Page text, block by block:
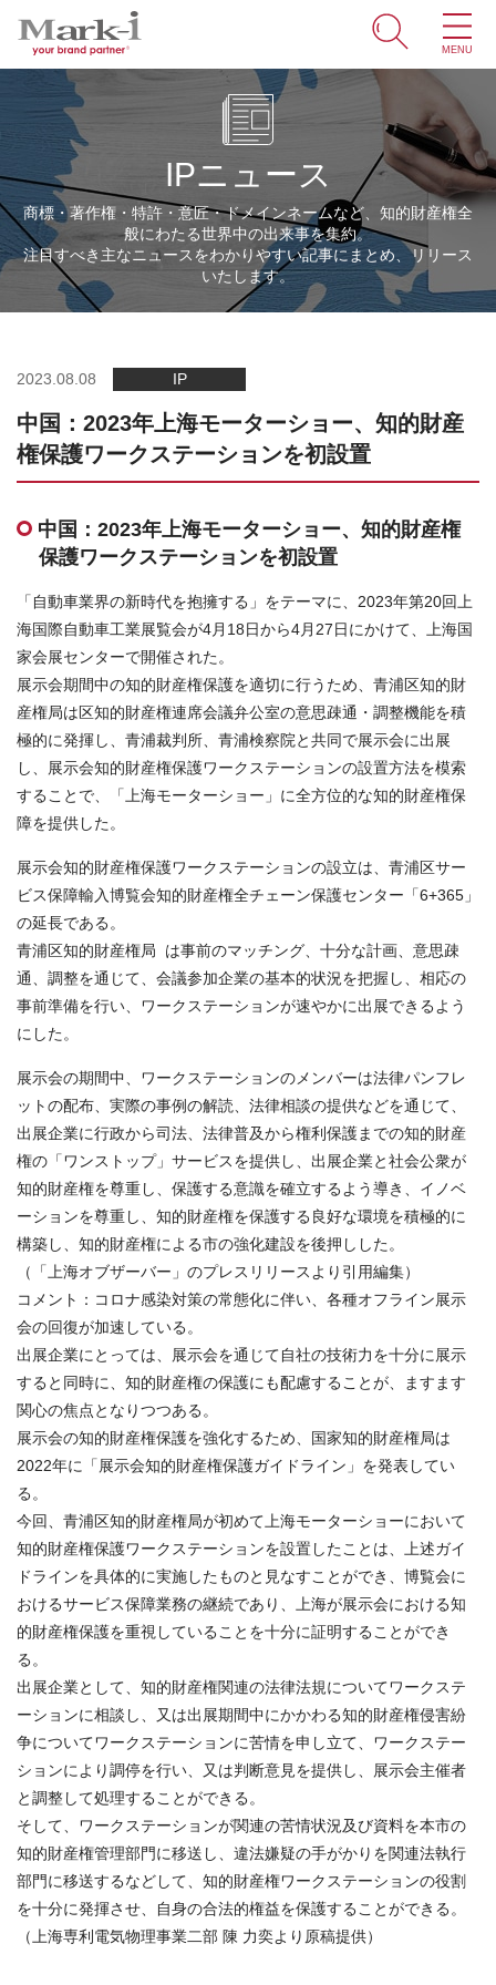
MENU
サービス
取引事例
商標・ブランドの豆知識
知財情報
ENGLISH
資料ダウンロード
IPニュース
商標・著作権・特許・意匠・ドメインネームなど、知的財産権全
般にわたる世界中の出来事を集約。
注目すべき主なニュースをわかりやすい記事にまとめ、リリース
いたします。
2023.08.08 IP
中国：2023年上海モーターショー、知的財産
権保護ワークステーションを初設置
中国：2023年上海モーターショー、知的財産権
保護ワークステーションを初設置
「自動車業界の新時代を抱擁する」をテーマに、2023年第20回上
海国際自動車工業展覧会が4月18日から4月27日にかけて、上海国
家会展センターで開催された。
展示会期間中の知的財産権保護を適切に行うため、青浦区知的財
産権局は区知的財産権連席会議弁公室の意思疎通・調整機能を積
極的に発揮し、青浦裁判所、青浦検察院と共同で展示会に出展
し、展示会知的財産権保護ワークステーションの設置方法を模索
することで、「上海モーターショー」に全方位的な知的財産権保
障を提供した。
展示会知的財産権保護ワークステーションの設立は、青浦区サー
ビス保障輸入博覧会知的財産権全チェーン保護センター「6+365」
の延長である。
青浦区知的財産権局 は事前のマッチング、十分な計画、意思疎
通、調整を通じて、会議参加企業の基本的状況を把握し、相応の
事前準備を行い、ワークステーションが速やかに出展できるよう
にした。
展示会の期間中、ワークステーションのメンバーは法律パンフレ
ットの配布、実際の事例の解読、法律相談の提供などを通じて、
出展企業に行政から司法、法律普及から権利保護までの知的財産
権の「ワンストップ」サービスを提供し、出展企業と社会公衆が
知的財産権を尊重し、保護する意識を確立するよう導き、イノベ
ーションを尊重し、知的財産権を保護する良好な環境を積極的に
構築し、知的財産権による市の強化建設を後押しした。
（「上海オブザーバー」のプレスリリースより引用編集）
コメント：コロナ感染対策の常態化に伴い、各種オフライン展示
会の回復が加速している。
出展企業にとっては、展示会を通じて自社の技術力を十分に展示
すると同時に、知的財産権の保護にも配慮することが、ますます
関心の焦点となりつつある。
展示会の知的財産権保護を強化するため、国家知的財産権局は
2022年に「展示会知的財産権保護ガイドライン」を発表してい
る。
今回、青浦区知的財産権局が初めて上海モーターショーにおいて
知的財産権保護ワークステーションを設置したことは、上述ガイ
ドラインを具体的に実施したものと見なすことができ、博覧会に
おけるサービス保障業務の継続であり、上海が展示会における知
的財産権保護を重視していることを十分に証明することができ
る。
出展企業として、知的財産権関連の法律法規についてワークステ
ーションに相談し、又は出展期間中にかかわる知的財産権侵害紛
争についてワークステーションに苦情を申し立て、ワークステー
ションにより調停を行い、又は判断意見を提供し、展示会主催者
と調整して処理することができる。
そして、ワークステーションが関連の苦情状況及び資料を本市の
知的財産権管理部門に移送し、違法嫌疑の手がかりを関連法執行
部門に移送するなどして、知的財産権ワークステーションの役割
を十分に発揮させ、自身の合法的権益を保護することができる。
（上海専利電気物理事業二部 陳 力奕より原稿提供）